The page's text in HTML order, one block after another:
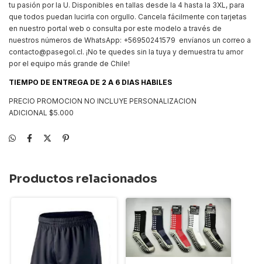
tu pasión por la U. Disponibles en tallas desde la 4 hasta la 3XL, para
que todos puedan lucirla con orgullo. Cancela fácilmente con tarjetas
en nuestro portal web o consulta por este modelo a través de
nuestros números de WhatsApp: +56950241579 envíanos un correo a
contacto@pasegol.cl. ¡No te quedes sin la tuya y demuestra tu amor
por el equipo más grande de Chile!
TIEMPO DE ENTREGA DE 2 A 6 DIAS HABILES
PRECIO PROMOCION NO INCLUYE PERSONALIZACION
ADICIONAL $5.000
Productos relacionados